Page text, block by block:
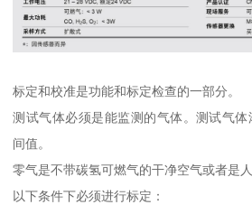
标定和校准是功能和标定检查的一部分。
测试气体必须是能监测的气体。测试气
间值。
零气是不带碳氢可燃气的干净空气或者是人
以下条件下必须进行标定：